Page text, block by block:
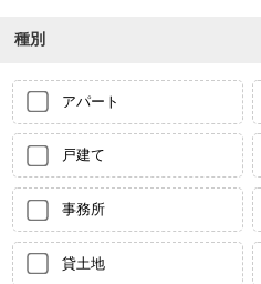
種別
アパート
戸建て
事務所
貸土地